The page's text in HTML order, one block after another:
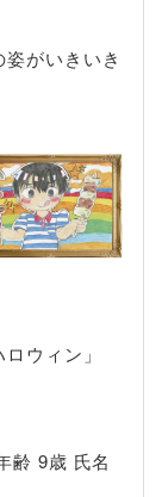
がいきいき
ウィン」
齢 9歳 氏名